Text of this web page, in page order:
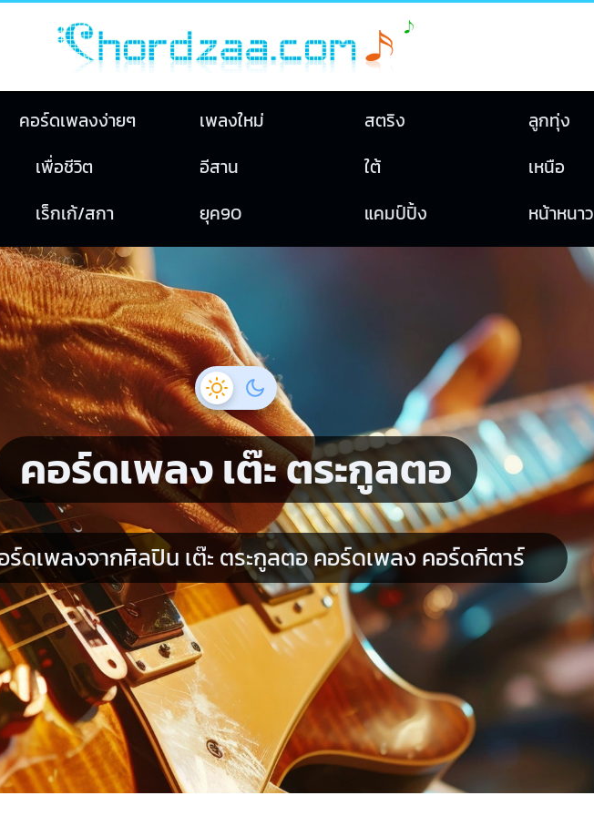
คอร์ดเพลงง่ายๆ เพลงใหม่ สตริง
ลูกทุ่ง
เพื่อชีวิต อีสาน ใต้
เหนือ
เร็กเก้/สกา ยุค90 แคมป์ปิ้ง หน้าหนาว
คอร์ดเพลง เต๊ะ ตระกูลตอ
ร์ดเพลงจากศิลปิน เต๊ะ ตระกูลตอ คอร์ดเพลง คอร์ดกีตาร์